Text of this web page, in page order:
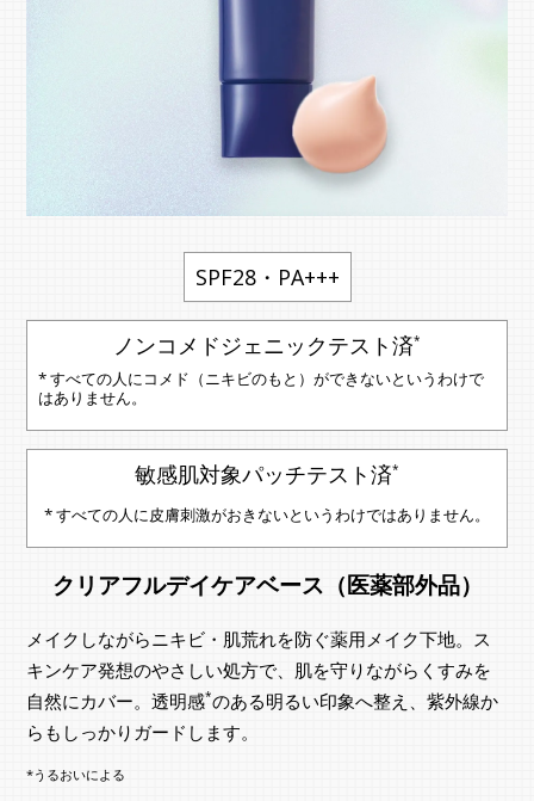
SPF28・PA+++
ノンコメドジェニックテスト済*
* すべての人にコメド（ニキビのもと）ができないというわけで
はありません。
敏感肌対象パッチテスト済*
* すべての人に皮膚刺激がおきないというわけではありません。
クリアフルデイケアベース（医薬部外品）
メイクしながらニキビ・肌荒れを防ぐ薬用メイク下地。ス
キンケア発想のやさしい処方で、肌を守りながらくすみを
自然にカバー。透明感*のある明るい印象へ整え、紫外線か
らもしっかりガードします。
*うるおいによる